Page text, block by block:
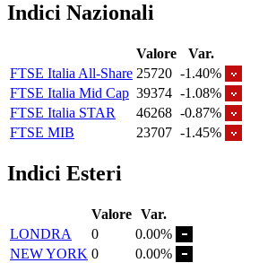
Indici Nazionali
Valore
Var.
FTSE Italia All-Share 25720 -1.40%
FTSE Italia Mid Cap 39374 -1.08%
FTSE Italia STAR
46268 -0.87%
FTSE MIB
23707 -1.45%
Indici Esteri
Valore Var.
LONDRA
0
0.00%
NEW YORK 0
0.00%